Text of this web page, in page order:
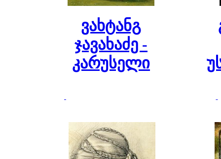
ვახტანგ
ჯავახაძე -
კარუსელი